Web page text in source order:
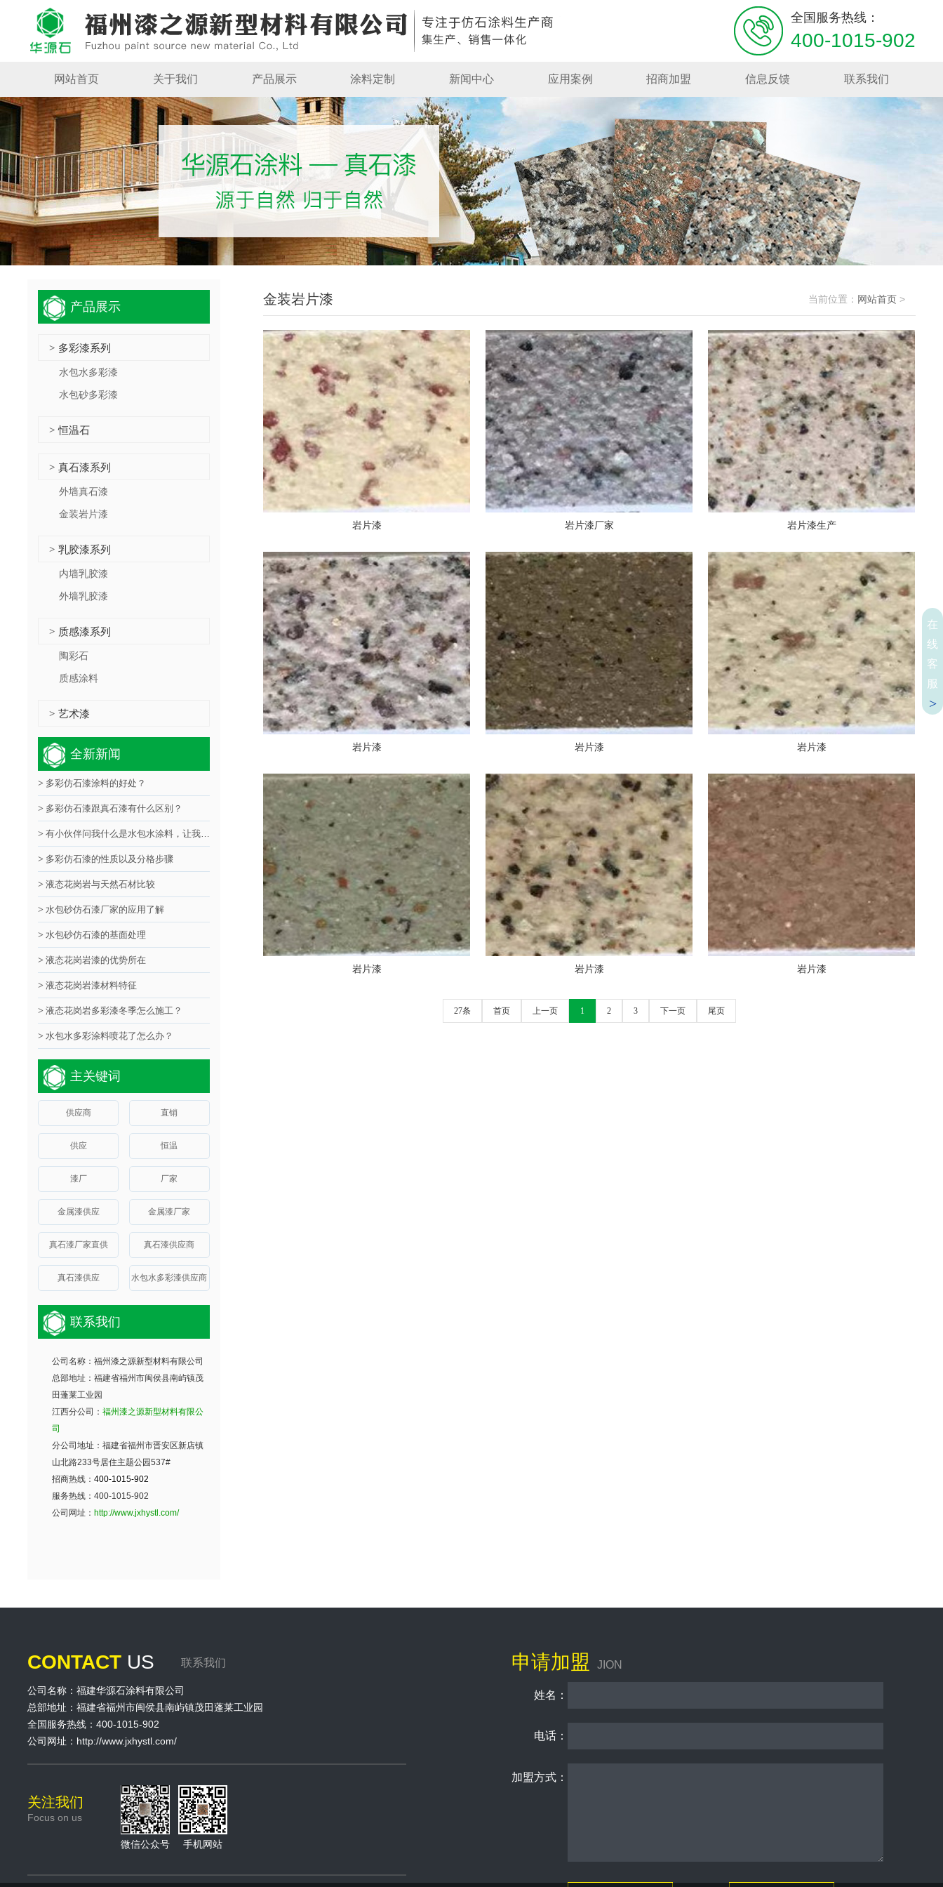
全国服务热线：
400-1015-902
网站首页 关于我们 产品展示 涂料定制 新闻中心 应用案例 招商加盟 信息反馈 联系我们
金装岩片漆 当前位置： 网站首页 >
岩片漆 岩片漆厂家 岩片漆生产
岩片漆 岩片漆 岩片漆
岩片漆 岩片漆 岩片漆
27条 首页 上一页 1 2 3 下一页 尾页
产品展示
> 多彩漆系列
水包水多彩漆
水包砂多彩漆
> 恒温石
> 真石漆系列
外墙真石漆
金装岩片漆
> 乳胶漆系列
内墙乳胶漆
外墙乳胶漆
> 质感漆系列
陶彩石
质感涂料
> 艺术漆
全新新闻
> 多彩仿石漆涂料的好处？
> 多彩仿石漆跟真石漆有什么区别？
> 有小伙伴问我什么是水包水涂料，让我来解答！
> 多彩仿石漆的性质以及分格步骤
> 液态花岗岩与天然石材比较
> 水包砂仿石漆厂家的应用了解
> 水包砂仿石漆的基面处理
> 液态花岗岩漆的优势所在
> 液态花岗岩漆材料特征
> 液态花岗岩多彩漆冬季怎么施工？
> 水包水多彩涂料喷花了怎么办？
主关键词
供应商 直销
供应 恒温
漆厂 厂家
金属漆供应 金属漆厂家
真石漆厂家直供 真石漆供应商
真石漆供应 水包水多彩漆供应商
联系我们
公司名称：福州漆之源新型材料有限公司
总部地址：福建省福州市闽侯县南屿镇茂
田蓬莱工业园
江西分公司： 福州漆之源新型材料有限公
司
分公司地址：福建省福州市晋安区新店镇
山北路233号居住主题公园537#
招商热线： 400-1015-902
服务热线：400-1015-902
公司网址： http://www.jxhystl.com/
CONTACT US 联系我们
公司名称：福建华源石涂料有限公司
总部地址：福建省福州市闽侯县南屿镇茂田蓬莱工业园
全国服务热线：400-1015-902
公司网址：http://www.jxhystl.com/
关注我们
Focus on us
微信公众号 手机网站
申请加盟 JION
姓名：
电话：
加盟方式：
在
线
客
服